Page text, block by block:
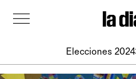
Elecciones 2024